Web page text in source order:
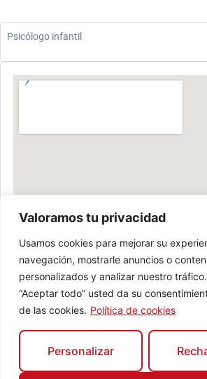
Valoramos tu privacidad
Usamos cookies para mejorar su
navegación, mostrarle anuncios o
personalizados y analizar nuestro
“Aceptar todo” usted da su
de las cookies. Política de cookies
Personalizar
Psicólogo infantil